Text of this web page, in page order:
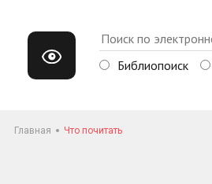
Библиопоиск
Главная Что почитать